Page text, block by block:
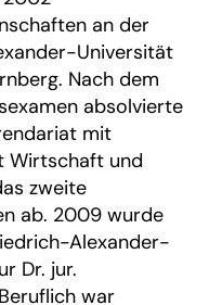
an der
Universität
Nach dem
absolvierte
mit
Wirtschaft und
zweite
ab. 2009 wurde
Alexander-
Dr. jur.
war